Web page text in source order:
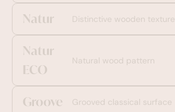
Natur Distinctive wooden texture
Natur
ECO
Natural wood pattern
Groove Grooved classical surface